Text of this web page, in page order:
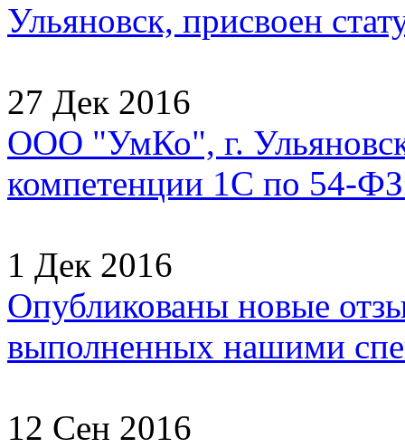
Ульяновск, присвоен
27 Дек 2016
ООО "УмКо", г.
компетенции 1С по 54-
1 Дек 2016
Опубликованы новые
выполненных нашими
12 Сен 2016